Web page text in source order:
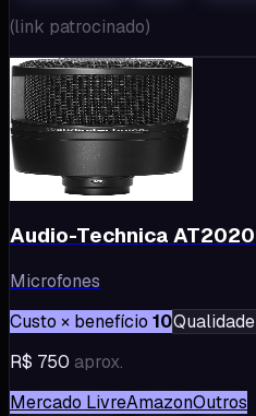
(link patrocinado)
Audio-Technica AT2020
Microfones
Custo × benefício 10Qualidade
R$ 750 aprox.
Mercado LivreAmazonOutros